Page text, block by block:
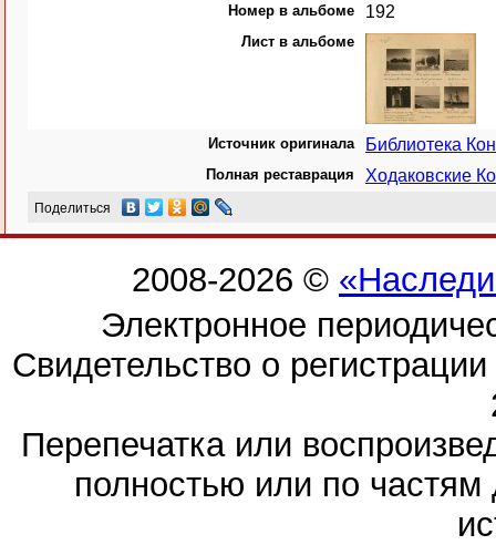
Номер в альбоме 192
Лист в альбоме
Источник оригинала Библиотека
Полная реставрация Ходаковские
Поделиться
2008-2026 ©
Электронное
Свидетельство о
Перепечатка или
полностью или по частям